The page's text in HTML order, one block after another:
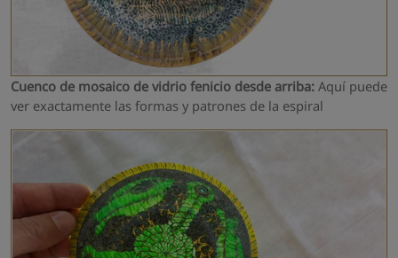
Cuenco de mosaico de vidrio fenicio desde arriba: Aquí puede
ver exactamente las formas y patrones de la espiral